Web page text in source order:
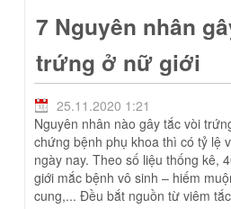
Welcome
7 Nguyên nhân
trứng ở nữ giới
25.11.2020 1:21
Nguyên nhân nào gây tắc vòi
chứng bệnh phụ khoa thì có tỷ lệ
ngày nay. Theo số liệu thống kê,
giới mắc bệnh vô sinh – hiếm
cung,... Đều bắt nguồn từ viêm